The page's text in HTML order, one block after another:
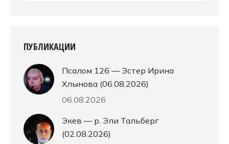
ПУБЛИКАЦИИ
Псалом 126 — Эстер Ирина
Хлынова (06.08.2026)
06.08.2026
Экев — р. Эли Тальберг
(02.08.2026)